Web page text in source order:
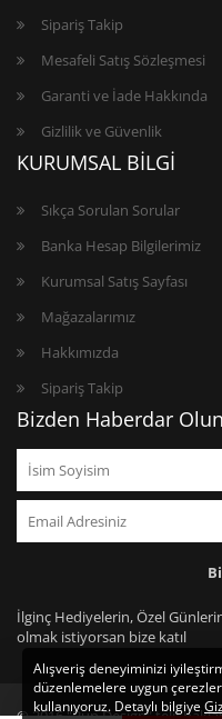
Sipariş Takip
Mesafeli Satış Sözleşmesi
Garanti ve İade Hakkında
Gizlilik ve Güvenlik
KURUMSAL BİLGİ
Sıkça Sorulan Sorular
Banka Hesap Bilgilerimiz
Kurumsal Satış Sayfası
Mağazalarımız
Hakkımızda
Sipariş Takip
Bizden Haberdar Olun
İlginç Hediyelerin, Özel
olmak istiyorsan bize katıl
Alışveriş deneyiminizi
düzenlemelere uygun
kullanıyoruz. Detaylı bilgiye